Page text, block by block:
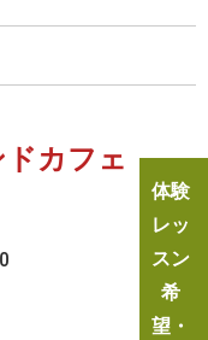
カフェ
体験
レッ
スン
希
望・